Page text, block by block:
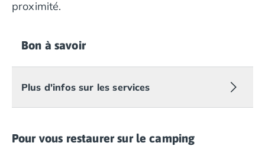
Camping 4 étoiles Les Landes
Camping 5 étoiles Vendée
Camping Atlantique
Camping avec parc aquatique Ardèche
Camping avec parc aquatique Dordogne
Camping avec parc aquatique Espagne
Camping avec piscine Annecy
proximité.
Bon à savoir
Plus d'infos sur les services
Pour vous restaurer sur le camping